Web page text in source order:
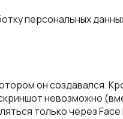
персональных
он создавался.
невозможно
только через Face